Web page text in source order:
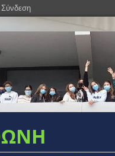
Σύνδεση